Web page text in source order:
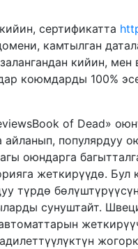
сертификатта
камтылган
кийин,
коюмдарды 100%
Book of Dead»
айланып, популярдуу
оюндарга
жеткирүүдө.
түрдө
сунуштайт.